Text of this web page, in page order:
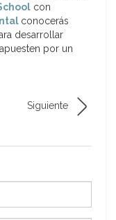
con
conocerás
desarrollar
por un
Siguiente